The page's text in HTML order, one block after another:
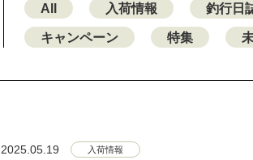
All 入荷情報 釣行日
キャンペーン 特集
2025.05.19 入荷情報